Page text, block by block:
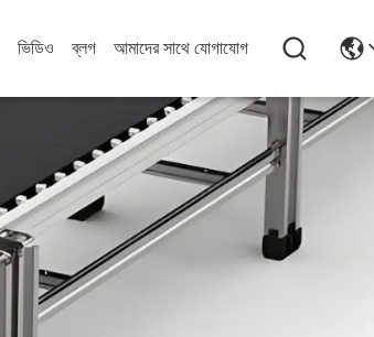
ভিডিও ব্লগ আমাদের সাথে যোগাযোগ